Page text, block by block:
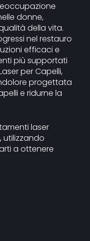
donne,
della vita.
nel restauro
efficaci e
più supportati
per Capelli,
progettata
e ridurne la
laser
utilizzando
a ottenere